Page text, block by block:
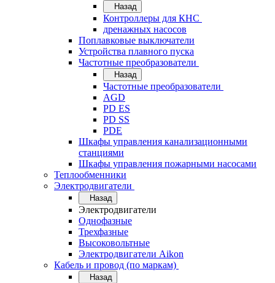
Назад
Контроллеры для КНС
дренажных насосов
Поплавковые выключатели
Устройства плавного пуска
Частотные преобразователи
Назад
Частотные преобразователи
AGD
PD ES
PD SS
PDE
Шкафы управления канализационными
станциями
Шкафы управления пожарными насосами
Теплообменники
Электродвигатели
Назад
Электродвигатели
Однофазные
Трехфазные
Высоковольтные
Электродвигатели Aikon
Кабель и провод (по маркам)
Назад